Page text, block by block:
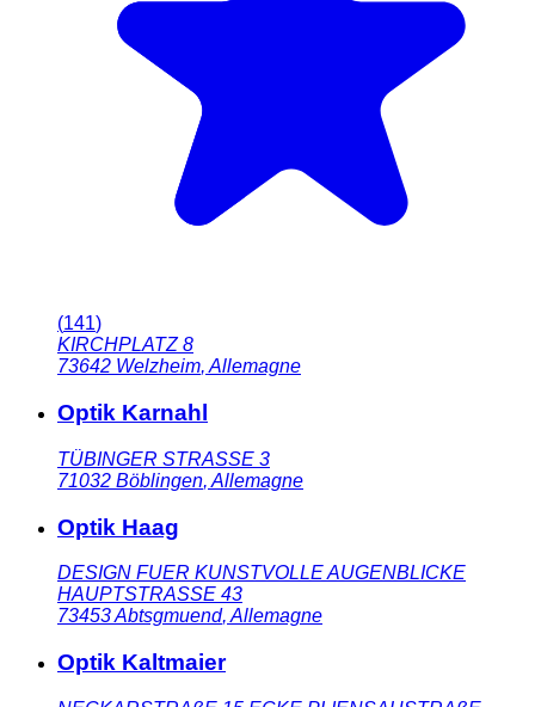
(141)
KIRCHPLATZ 8
73642 Welzheim,Allemagne
Optik Karnahl
TÜBINGER STRASSE 3
71032 Böblingen, Allemagne
Optik Haag
DESIGN FUER KUNSTVOLLE AUGENBLICKE
HAUPTSTRASSE 43
73453Abtsgmuend, Allemagne
Optik Kaltmaier